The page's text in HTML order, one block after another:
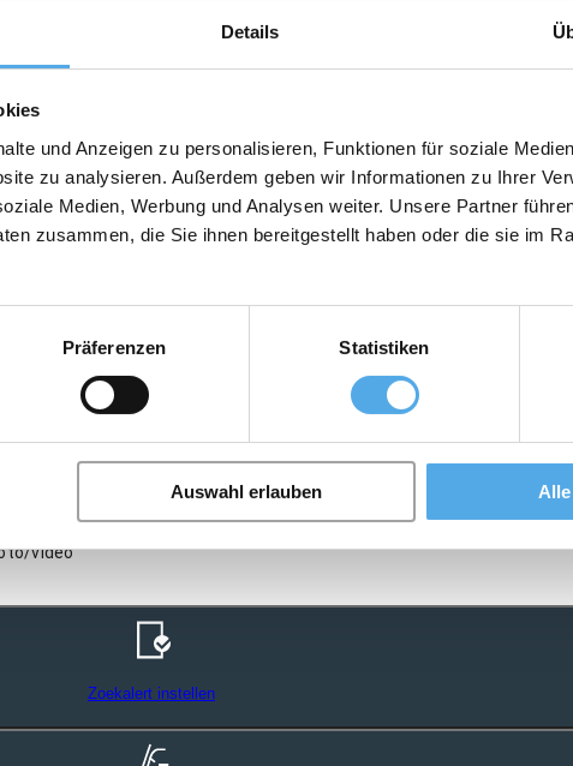
Details
und Anzeigen zu personalisieren, Funktionen für soziale
zu analysieren. Außerdem geben wir Informationen zu Ihrer
Medien, Werbung und Analysen weiter. Unsere Partner
zusammen, die Sie ihnen bereitgestellt haben oder die sie im
Präferenzen Statistiken
Auswahl erlauben
video
Zoekalert instellen